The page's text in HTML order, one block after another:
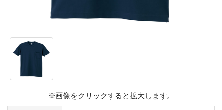
※画像をクリックすると拡大します。